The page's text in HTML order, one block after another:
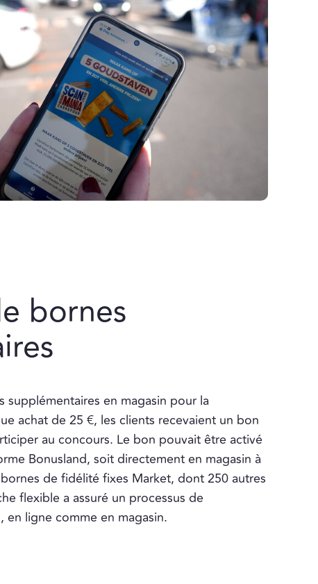
bornes
supplémentaires en magasin pour la
achat de 25 €, les clients recevaient un bon
au concours. Le bon pouvait être activé
Bonusland, soit directement en magasin à
de fidélité fixes Market, dont 250 autres
flexible a assuré un processus de
ligne comme en magasin.